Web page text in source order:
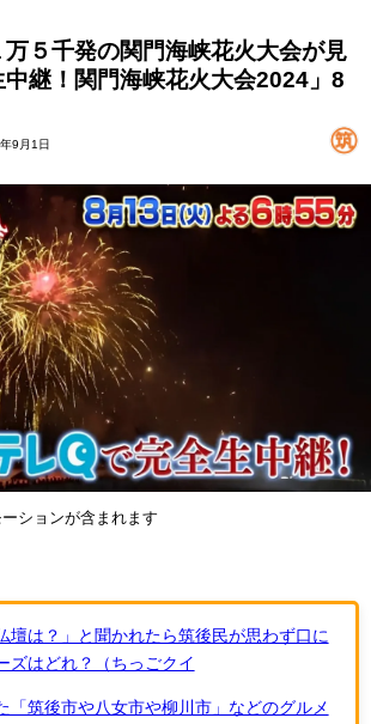
５千発の関門海峡花火大会が見
継！関門海峡花火大会2024」8
9月1日
ションが含まれます
壇は？」と聞かれたら筑後民が思わず口に
ズはどれ？（ちっごクイ
「筑後市や八女市や柳川市」などのグルメ